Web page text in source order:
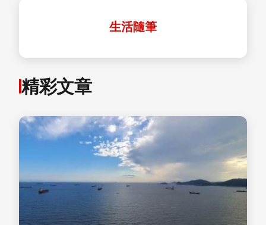
生活隨筆
精彩文章